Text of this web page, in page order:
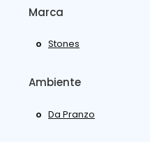
Marca
Stones
Ambiente
Da Pranzo